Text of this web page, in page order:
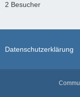
2 Besucher
Datenschutzerklärung